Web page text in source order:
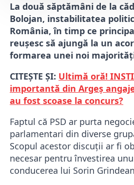
La două săptămâni de la
Bolojan, instabilitatea
România, în timp ce
reușesc să ajungă la un
formarea unei noi
CITEȘTE ȘI: Ultimă oră!
importantă din Argeș
au fost scoase la concurs?
Faptul că PSD ar purta
parlamentari din diverse
Scopul acestor discuții ar fi
necesar pentru învestirea
conducerea lui Sorin